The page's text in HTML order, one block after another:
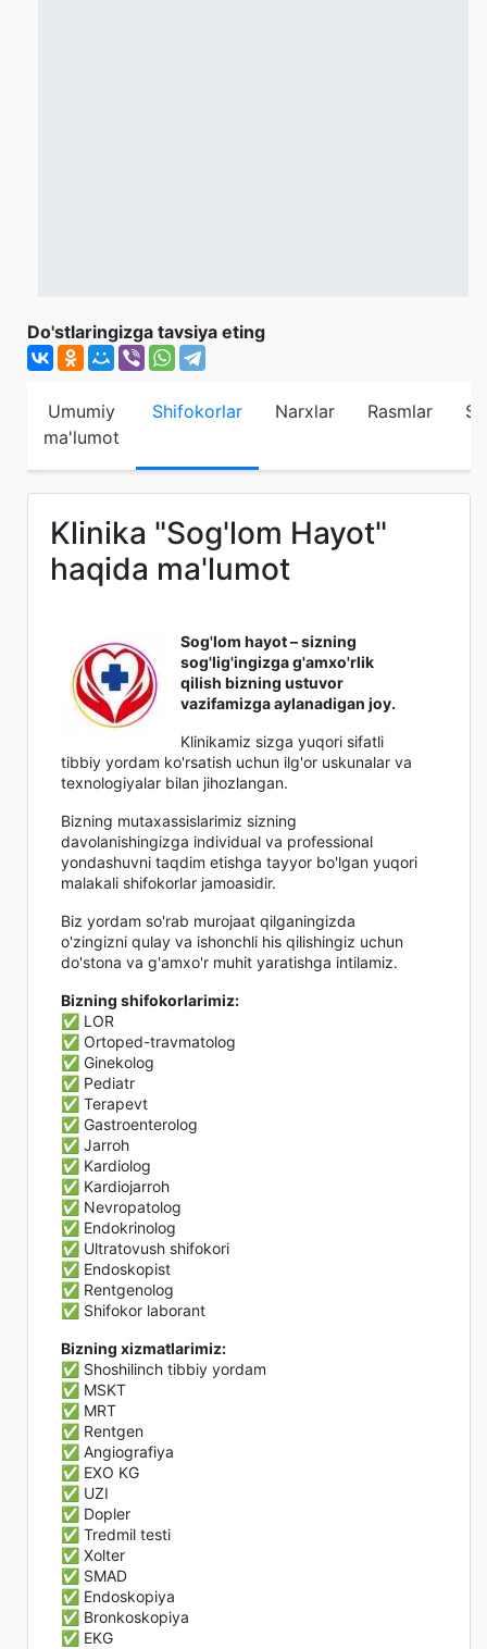
Do'stlaringizga tavsiya eting
Umumiy
ma'lumot
Shifokorlar Narxlar Rasmlar
Klinika "Sog'lom Hayot"
haqida ma'lumot
Sog'lom hayot – sizning
sog'lig'ingizga g'amxo'rlik
qilish bizning ustuvor
vazifamizga aylanadigan joy.
Klinikamiz sizga yuqori sifatli
tibbiy yordam ko'rsatish uchun ilg'or uskunalar va
texnologiyalar bilan jihozlangan.
Bizning mutaxassislarimiz sizning
davolanishingizga individual va professional
yondashuvni taqdim etishga tayyor bo'lgan yuqori
malakali shifokorlar jamoasidir.
Biz yordam so'rab murojaat qilganingizda
o'zingizni qulay va ishonchli his qilishingiz uchun
do'stona va g'amxo'r muhit yaratishga intilamiz.
Bizning shifokorlarimiz:
✅ LOR
✅ Ortoped-travmatolog
✅ Ginekolog
✅ Pediatr
✅ Terapevt
✅ Gastroenterolog
✅ Jarroh
✅ Kardiolog
✅ Kardiojarroh
✅ Nevropatolog
✅ Endokrinolog
✅ Ultratovush shifokori
✅ Endoskopist
✅ Rentgenolog
✅ Shifokor laborant
Bizning xizmatlarimiz:
✅ Shoshilinch tibbiy yordam
✅ MSKT
✅ MRT
✅ Rentgen
✅ Angiografiya
✅ EXO KG
✅ UZI
✅ Dopler
✅ Tredmil testi
✅ Xolter
✅ SMAD
✅ Endoskopiya
✅ Bronkoskopiya
✅ EKG